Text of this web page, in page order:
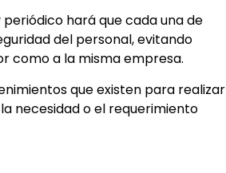
hará que cada una de
del personal, evitando
como a la misma empresa.
que existen para realizar
necesidad o el requerimiento